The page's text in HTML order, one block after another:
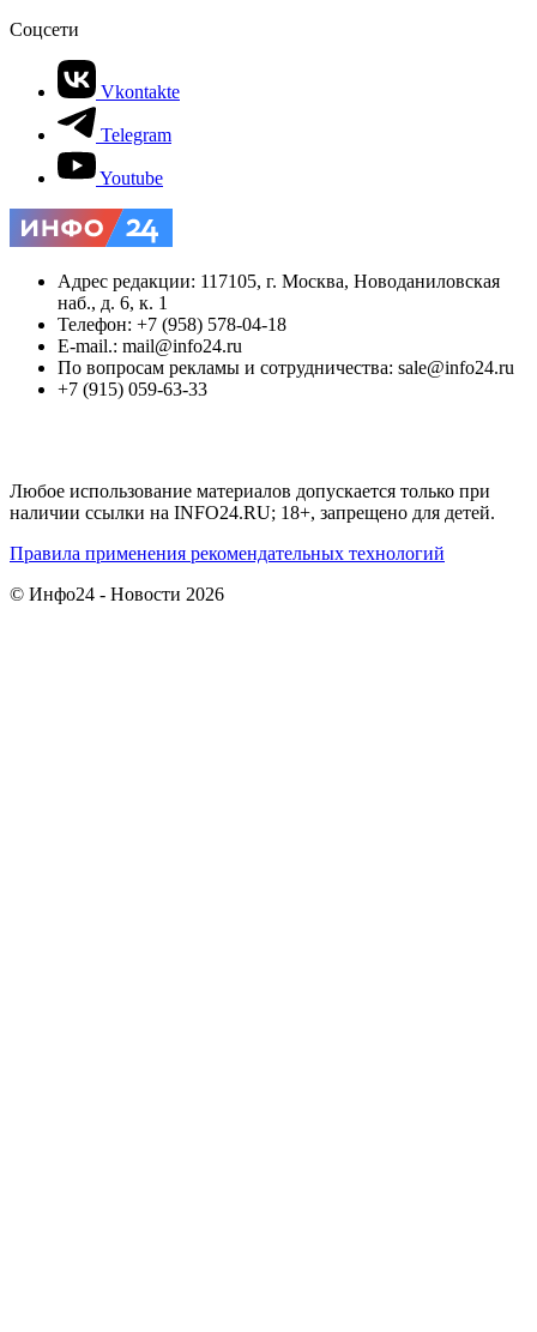
Соцсети
Vkontakte
Telegram
Youtube
Адрес редакции: 117105, г. Москва, Новоданиловская
наб., д. 6, к. 1
Телефон: +7 (958) 578-04-18
E-mail.: mail@info24.ru
По вопросам рекламы и сотрудничества: sale@info24.ru
+7 (915) 059-63-33
Любое использование материалов допускается только при
наличии ссылки на INFO24.RU; 18+, запрещено для детей.
Правила применения рекомендательных технологий
© Инфо24 - Новости 2026